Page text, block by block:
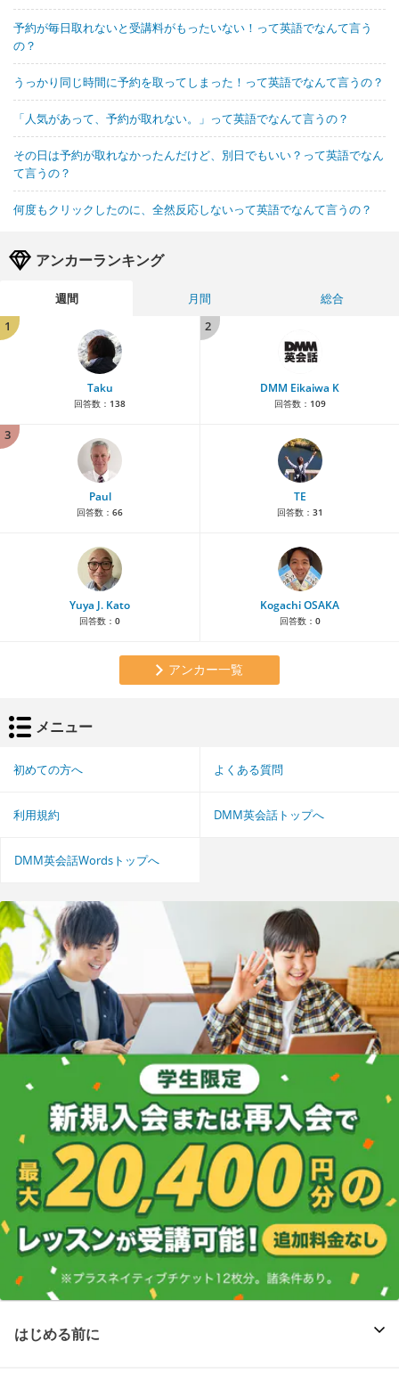
予約が毎日取れないと受講料がもったいない！って英語でなんて言う
の？
うっかり同じ時間に予約を取ってしまった！って英語でなんて言うの？
「人気があって、予約が取れない。」って英語でなんて言うの？
その日は予約が取れなかったんだけど、別日でもいい？って英語でなん
て言うの？
何度もクリックしたのに、全然反応しないって英語でなんて言うの？
アンカーランキング
週間 月間
総合
1
Taku
回答数： 138
2
DMM Eikaiwa K
回答数： 109
3
Paul
回答数： 66
TE
回答数： 31
Yuya J. Kato
回答数： 0
Kogachi OSAKA
回答数： 0
アンカー一覧
メニュー
初めての方へ よくある質問
利用規約 DMM英会話トップへ
DMM英会話Wordsトップへ
はじめる前に